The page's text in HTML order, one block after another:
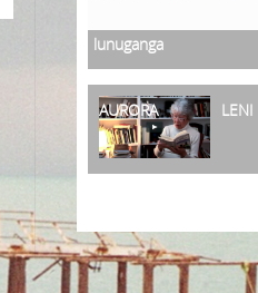
lunuganga
AURORA LENI